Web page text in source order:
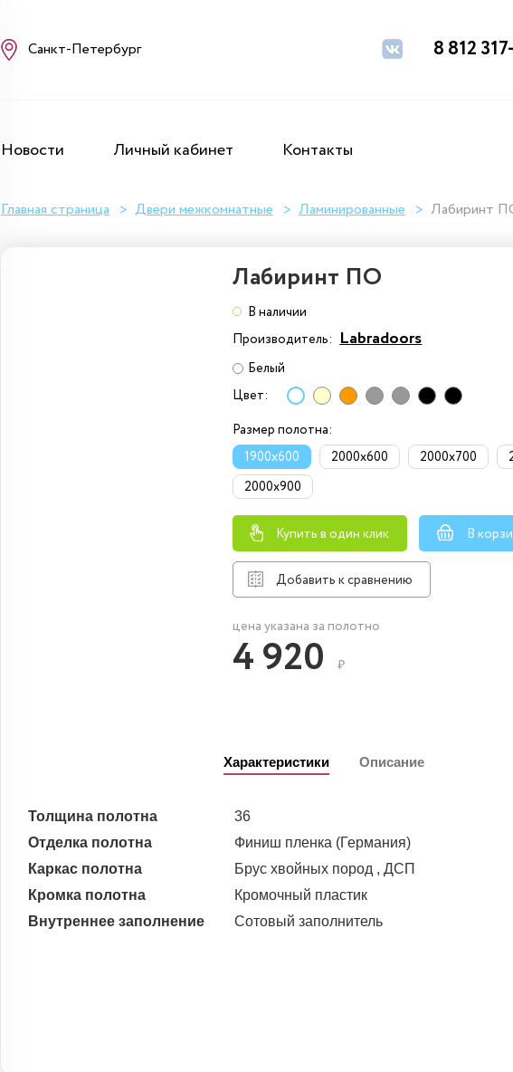
Санкт-Петербург 8 812
Новости Личный кабинет Контакты
Главная страница Двери межкомнатные Ламинированные Лабиринт
Лабиринт ПО
В наличии
Производитель: Labradoors
Белый
Цвет:
Размер полотна:
1900x600
2000x600 2000x700
2000x900
Купить в один клик В
Добавить к сравнению
цена указана за полотно
4 920 ₽
Характеристики Описание
Толщина полотна
36
Отделка полотна
Финиш пленка (Германия)
Каркас полотна
Брус хвойных пород , ДСП
Кромка полотна
Кромочный пластик
Внутреннее заполнение
Сотовый заполнитель